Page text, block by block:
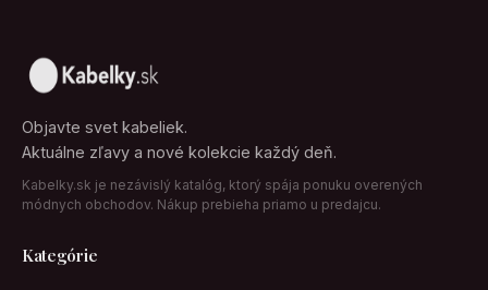
Objavte svet kabeliek.
Aktuálne zľavy a nové kolekcie každý deň.
Kabelky.sk je nezávislý katalóg, ktorý spája ponuku overených
módnych obchodov. Nákup prebieha priamo u predajcu.
Kategórie